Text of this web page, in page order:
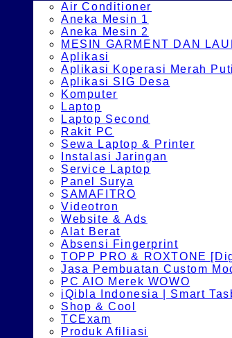
Air Conditioner
Aneka Mesin 1
Aneka Mesin 2
MESIN GARMENT DAN
Aplikasi
Aplikasi Koperasi Merah
Aplikasi SIG Desa
Komputer
Laptop
Laptop Second
Rakit PC
Sewa Laptop & Printer
Instalasi Jaringan
Service Laptop
Panel Surya
SAMAFITRO
Videotron
Website & Ads
Alat Berat
Absensi Fingerprint
TOPP PRO & ROXTONE
Jasa Pembuatan Custom
PC AIO Merek WOWO
iQibla Indonesia | Smart
Shop & Cool
TCExam
Produk Afiliasi